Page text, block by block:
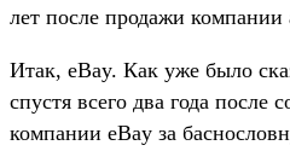
лет после продажи компании
Итак, eBay. Как уже было
спустя всего два года после
компании eBay за